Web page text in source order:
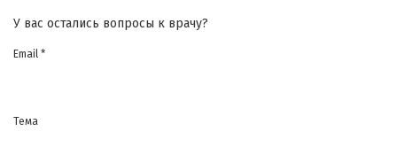
У вас остались вопросы к врачу?
Email *
Тема